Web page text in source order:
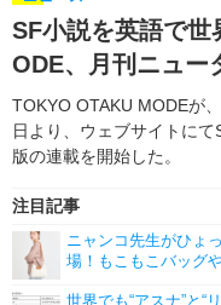
ゲーム
イベント
海外イベント
俳優・タレント
ビジネス
アニメ
書評
ゲーム
動画
アニメ！アニメ！TV
SF小説を英語で
ODE、月刊ニュー
TOKYO OTAKU MODEが
日より、ウェブサイトに
版の連載を開始した。
注目記事
ニャンコ先生がひょ
場！もこもこバッグ
世界でも“アスナ”と